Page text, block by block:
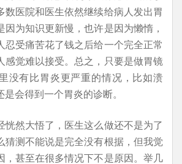
数医院和医生依然继续给病人发出胃
因为知识更新慢，也许是因为懒惰，
忍受痛苦花了钱之后给一个完全正常
感觉难以接受。总之，只要是做胃镜
没有比胃炎更严重的情况，比如溃
会得到一个胃炎的诊断。
恍然大悟了，医生这么做还不是为了
猜测不能说是完全没有根据，但我觉
，甚至在很多情况下不是原因。举几